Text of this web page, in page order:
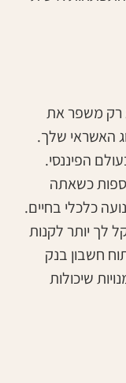
רק משפר את
האשראי שלך.
הפיננסי.
כשאתה
כלכלי בחיים.
לך יותר לקנות
חשבון בנק
שיכולות